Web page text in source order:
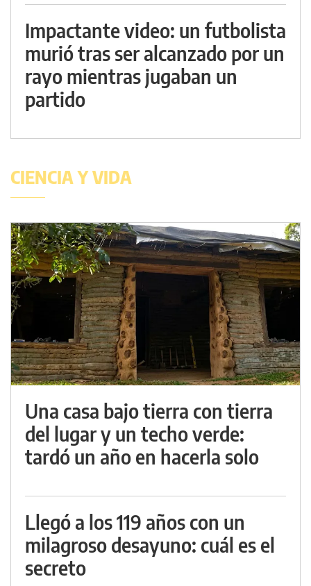
Impactante video: un futbolista
murió tras ser alcanzado por un
rayo mientras jugaban un
partido
CIENCIA Y VIDA
Una casa bajo tierra con tierra
del lugar y un techo verde:
tardó un año en hacerla solo
Llegó a los 119 años con un
milagroso desayuno: cuál es el
secreto